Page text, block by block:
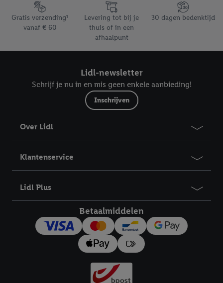
Footerelement met de verschillende USPs van Lidl.be
Gratis verzending¹
vanaf € 60
Levering tot bij je
thuis of in een
afhaalpunt
30 dagen bedenktijd
Lidl-newsletter
Schrijf je nu in en mis geen enkele aanbieding!
Inschrijven
Over Lidl
Klantenservice
Lidl Plus
Betaalmiddelen